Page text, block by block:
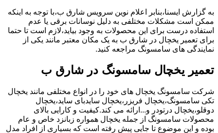
به گزارش ایسنا،بنابر اعلام نوین سرویس شارق ب،با توجه به اینکه
ممکن است مشکلات مختلفی به دلیل نوسانات برقی یا عدم
استفاده درست برای این محصولات به وجود بیاید،لازم است تا حتما
برای تعمیر یخچال در شارق ب به یک مکان معتبر مانند یکی از
نمایندگی های سامسونگ مراجعه کنید.
تعمیر یخچال سامسونگ در شارق ب
شرکت سامسونگ یخچال های خود را در انواع مختلفی مانند یخچال
تکی سامسونگ،یخچال فریزر،یخچال سایدبای ساید،یخچال
دوقلو،یخچال درتودر و...ارائه می کند.کیفیت و کارایی بالای
محصولات سامسونگ از جمله یخچال همواره زبانزد خاص و عام
بوده و این موضوع تا جایی پیش رفته است که بسیاری از افراد مدل